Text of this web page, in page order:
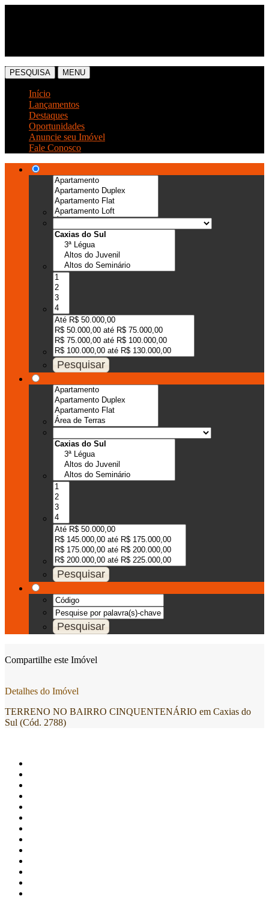
PESQUISA MENU
Início
Lançamentos
Destaques
Oportunidades
Anuncie seu Imóvel
Fale Conosco
Compartilhe este Imóvel
Detalhes do Imóvel
TERRENO NO BAIRRO CINQUENTENÁRIO em Caxias do
Sul (Cód. 2788)